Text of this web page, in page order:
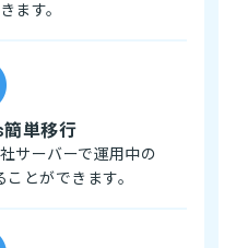
ます。
単移行
サーバーで運用中の
とができます。